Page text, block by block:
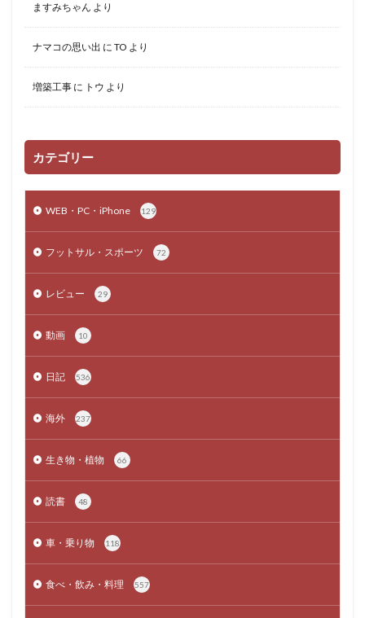
ますみちゃん より
ナマコの思い出 に TO より
増築工事 に トウ より
カテゴリー
WEB・PC・iPhone 129
フットサル・スポーツ 72
レビュー 29
動画 10
日記 536
海外 237
生き物・植物 66
読書 48
車・乗り物 118
食べ・飲み・料理 557